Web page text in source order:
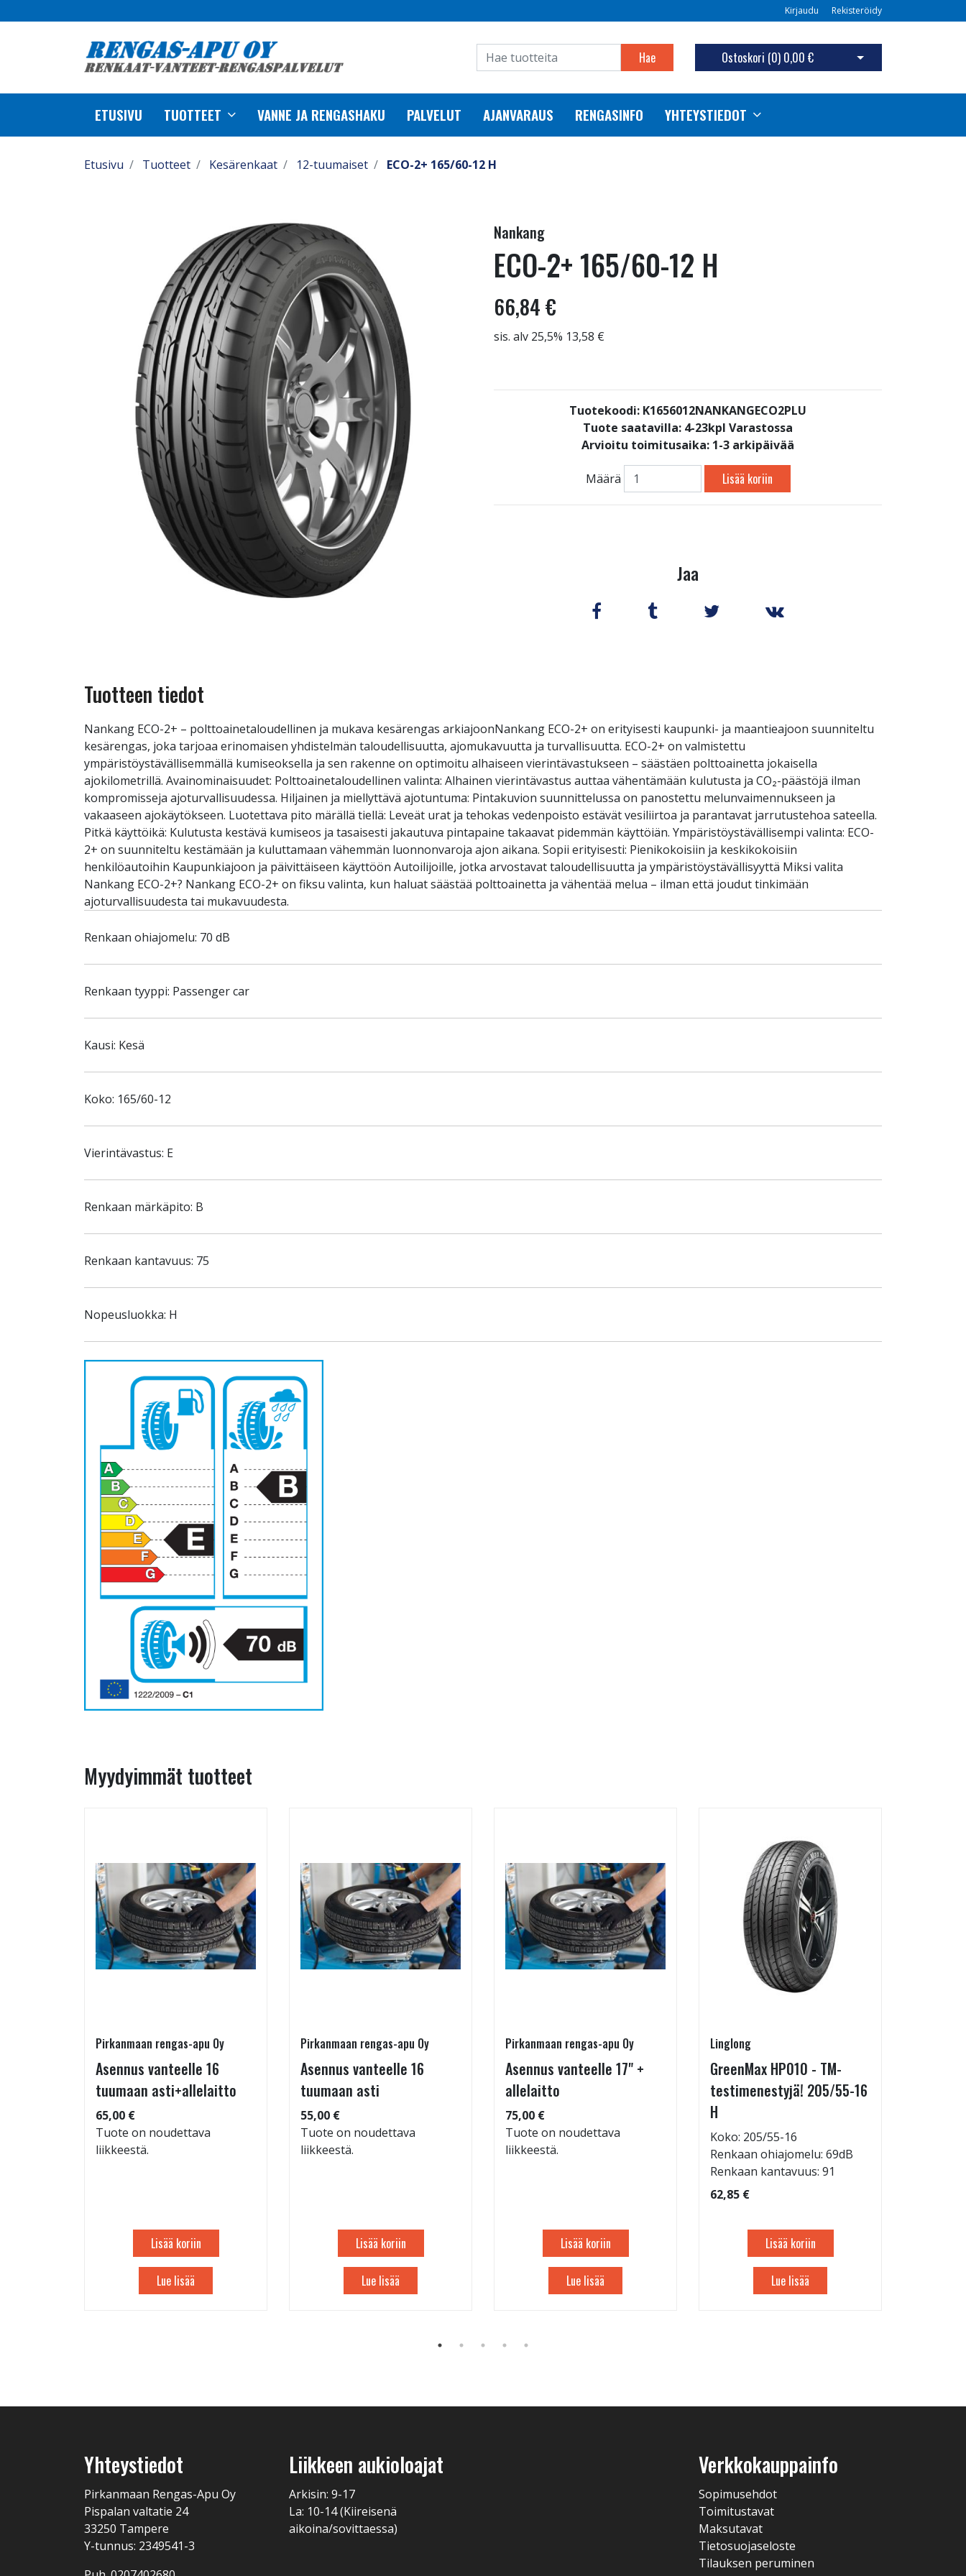
Kirjaudu Rekisteröidy
Hae Ostoskori (0) 0,00 € Avaa ostoskori
ETUSIVU TUOTTEET VANNE JA RENGASHAKU PALVELUT AJANVARAUS RENGASINFO YHTEYSTIEDOT
Etusivu Tuotteet Kesärenkaat 12-tuumaiset ECO-2+ 165/60-12 H
Nankang
ECO-2+ 165/60-12 H
66,84 €
sis. alv 25,5% 13,58 €
Tuotekoodi: K1656012NANKANGECO2PLU
Tuote saatavilla: 4-23kpl Varastossa
Arvioitu toimitusaika: 1-3 arkipäivää
Määrä Lisää koriin
Jaa
Tuotteen tiedot
Nankang ECO-2+ – polttoainetaloudellinen ja mukava kesärengas arkiajoonNankang ECO-2+ on erityisesti kaupunki- ja maantieajoon suunniteltu
kesärengas, joka tarjoaa erinomaisen yhdistelmän taloudellisuutta, ajomukavuutta ja turvallisuutta. ECO-2+ on valmistettu
ympäristöystävällisemmällä kumiseoksella ja sen rakenne on optimoitu alhaiseen vierintävastukseen – säästäen polttoainetta jokaisella
ajokilometrillä. Avainominaisuudet: Polttoainetaloudellinen valinta: Alhainen vierintävastus auttaa vähentämään kulutusta ja CO₂-päästöjä ilman
kompromisseja ajoturvallisuudessa. Hiljainen ja miellyttävä ajotuntuma: Pintakuvion suunnittelussa on panostettu melunvaimennukseen ja
vakaaseen ajokäytökseen. Luotettava pito märällä tiellä: Leveät urat ja tehokas vedenpoisto estävät vesiliirtoa ja parantavat jarrutustehoa sateella.
Pitkä käyttöikä: Kulutusta kestävä kumiseos ja tasaisesti jakautuva pintapaine takaavat pidemmän käyttöiän. Ympäristöystävällisempi valinta: ECO-
2+ on suunniteltu kestämään ja kuluttamaan vähemmän luonnonvaroja ajon aikana. Sopii erityisesti: Pienikokoisiin ja keskikokoisiin
henkilöautoihin Kaupunkiajoon ja päivittäiseen käyttöön Autoilijoille, jotka arvostavat taloudellisuutta ja ympäristöystävällisyyttä Miksi valita
Nankang ECO-2+? Nankang ECO-2+ on fiksu valinta, kun haluat säästää polttoainetta ja vähentää melua – ilman että joudut tinkimään
ajoturvallisuudesta tai mukavuudesta.
Renkaan ohiajomelu: 70 dB
Renkaan tyyppi: Passenger car
Kausi: Kesä
Koko: 165/60-12
Vierintävastus: E
Renkaan märkäpito: B
Renkaan kantavuus: 75
Nopeusluokka: H
Myydyimmät tuotteet
Pirkanmaan rengas-apu Oy
Asennus vanteelle 16
tuumaan asti+allelaitto
65,00 €
Tuote on noudettava
liikkeestä.
Lisää koriin
Lue lisää
Pirkanmaan rengas-apu Oy
Asennus vanteelle 16
tuumaan asti
55,00 €
Tuote on noudettava
liikkeestä.
Lisää koriin
Lue lisää
Pirkanmaan rengas-apu Oy
Asennus vanteelle 17" +
allelaitto
75,00 €
Tuote on noudettava
liikkeestä.
Lisää koriin
Lue lisää
Linglong
GreenMax HP010 - TM-
testimenestyjä! 205/55-16
H
Koko: 205/55-16
Renkaan ohiajomelu: 69dB
Renkaan kantavuus: 91
62,85 €
Lisää koriin
Lue lisää
Yhteystiedot
Pirkanmaan Rengas-Apu Oy
Pispalan valtatie 24
33250 Tampere
Y-tunnus: 2349541-3
Liikkeen aukioloajat
Arkisin: 9-17
La: 10-14 (Kiireisenä
aikoina/sovittaessa)
Verkkokauppainfo
Sopimusehdot
Toimitustavat
Maksutavat
Tietosuojaseloste
Tilauksen peruminen